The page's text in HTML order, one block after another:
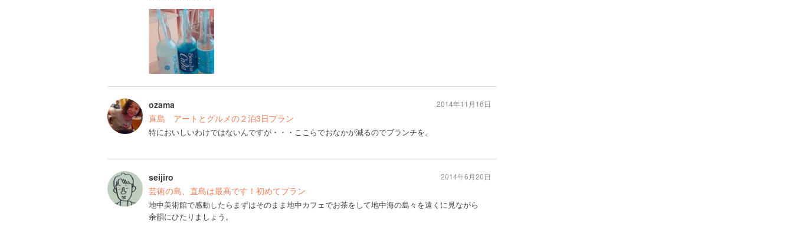
ozama
直島 アートとグルメの２泊3日プラン
特においしいわけではないんですが・・・ここらでおなかが減るのでブランチを。
2014年11月16日
seijiro
芸術の島、直島は最高です！初めてプラン
地中美術館で感動したらまずはそのまま地中カフェでお茶をして地中海の島々を遠くに見ながら
余韻にひたりましょう。
2014年6月20日